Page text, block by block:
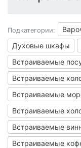
Подкатегории:
Духовые шкафы
Встраиваемые
Встраиваемые
Встраиваемые
Встраиваемые
Встраиваемые
Встраиваемые